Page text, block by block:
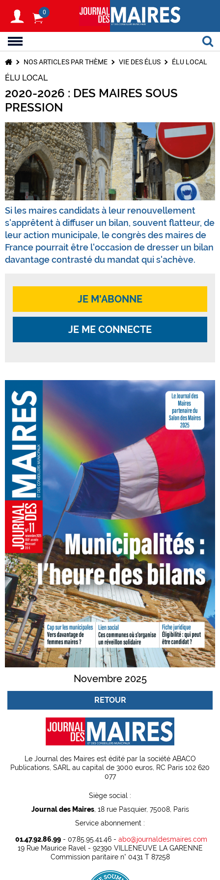
0
NOS ARTICLES PAR THÈME VIE DES ÉLUS ÉLU LOCAL
ÉLU LOCAL
2020-2026 : DES MAIRES SOUS
PRESSION
Si les maires candidats à leur renouvellement
s'apprêtent à diffuser un bilan, souvent flatteur, de
leur action municipale, le congrès des maires de
France pourrait être l'occasion de dresser un bilan
davantage contrasté du mandat qui s'achève.
JE M'ABONNE
JE ME CONNECTE
Novembre 2025
RETOUR
Le Journal des Maires est édité par la société ABACO
Publications, SARL au capital de 3000 euros, RC Paris 102 620
077
Siège social :
Journal des Maires, 18 rue Pasquier, 75008, Paris
Service abonnement :
01.47.92.86.99- 07.85.95.41.46 - abo@journaldesmaires.com
19 Rue Maurice Ravel - 92390 VILLENEUVE LA GARENNE
Commission paritaire n° 0431 T 87258